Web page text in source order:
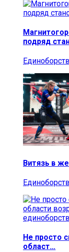
подряд
Витязь в
Не просто
област…